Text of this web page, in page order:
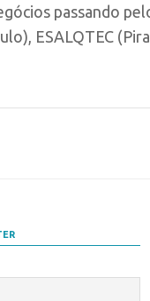
passando
ESALQTEC